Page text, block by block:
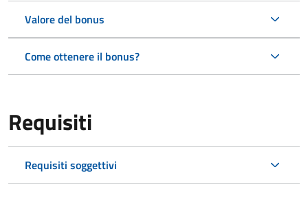
Valore del bonus
Come ottenere il bonus?
Requisiti
Requisiti soggettivi